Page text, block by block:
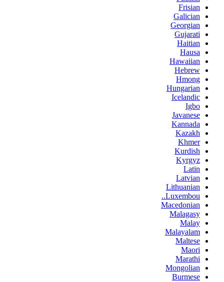
Frisian
Galician
Georgian
Gujarati
Haitian
Hausa
Hawaiian
Hebrew
Hmong
Hungarian
Icelandic
Igbo
Javanese
Kannada
Kazakh
Khmer
Kurdish
Kyrgyz
Latin
Latvian
Lithuanian
Luxembou..
Macedonian
Malagasy
Malay
Malayalam
Maltese
Maori
Marathi
Mongolian
Burmese